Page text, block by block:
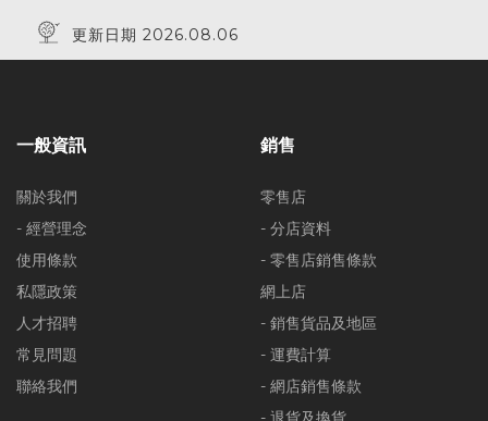
更新日期 2026.08.06
一般資訊
關於我們
- 經營理念
使用條款
私隱政策
人才招聘
常見問題
聯絡我們
銷售
零售店
- 分店資料
- 零售店銷售條款
網上店
- 銷售貨品及地區
- 運費計算
- 網店銷售條款